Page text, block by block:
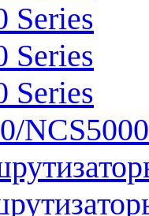
Series
Series
Series